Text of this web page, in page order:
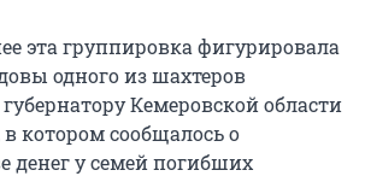
эта группировка фигурировала
одного из шахтеров
Кемеровской области
котором сообщалось о
денег у семей погибших